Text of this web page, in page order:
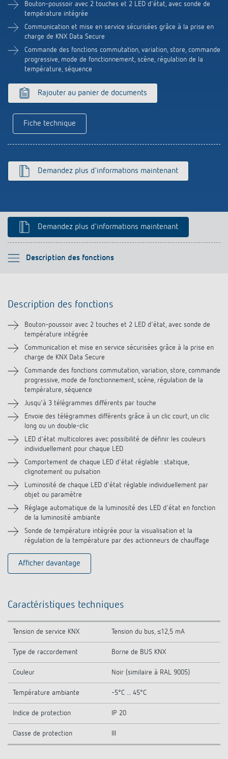
Références
Application de Theben
Télérupteur impulsionnel OKTO de Theben
Associations
Environnement
Design
Historique
Itineraire
Newsletter
Bouton-poussoir avec 2 touches et 2 LED d'état, avec sonde de
température intégrée
Communication et mise en service sécurisées grâce à la prise en
charge de KNX Data Secure
Commande des fonctions commutation, variation, store, commande
progressive, mode de fonctionnement, scène, régulation de la
température, séquence
Rajouter au panier de documents
Fiche technique
Demandez plus d'informations maintenant
Demandez plus d'informations maintenant
Description des fonctions
Veuillez sélectionner
Informations techniques
Téléchargements
Vidéos
Accessoires
Produits similaires
Description des fonctions
Bouton-poussoir avec 2 touches et 2 LED d'état, avec sonde de
température intégrée
Communication et mise en service sécurisées grâce à la prise en
charge de KNX Data Secure
Commande des fonctions commutation, variation, store, commande
progressive, mode de fonctionnement, scène, régulation de la
température, séquence
Jusqu'à 3 télégrammes différents par touche
Envoie des télégrammes différents grâce à un clic court, un clic
long ou un double-clic
LED d'état multicolores avec possibilité de définir les couleurs
individuellement pour chaque LED
Comportement de chaque LED d'état réglable : statique,
clignotement ou pulsation
Luminosité de chaque LED d'état réglable individuellement par
objet ou paramètre
Réglage automatique de la luminosité des LED d'état en fonction
de la luminosité ambiante
Sonde de température intégrée pour la visualisation et la
régulation de la température par des actionneurs de chauffage
Afficher davantage
Caractéristiques techniques
Tension de service KNX Tension du bus, ≤12,5 mA
Type de raccordement Borne de BUS KNX
Couleur Noir (similaire à RAL 9005)
Température ambiante -5°C ... 45°C
Indice de protection IP 20
Classe de protection